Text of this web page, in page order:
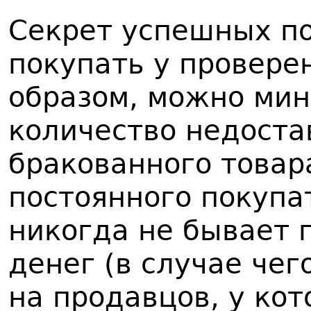
Секрет успешных
покупать у
образом, можно
количество
бракованного
постоянного
никогда не бывает
денег (в случае
на продавцов, у